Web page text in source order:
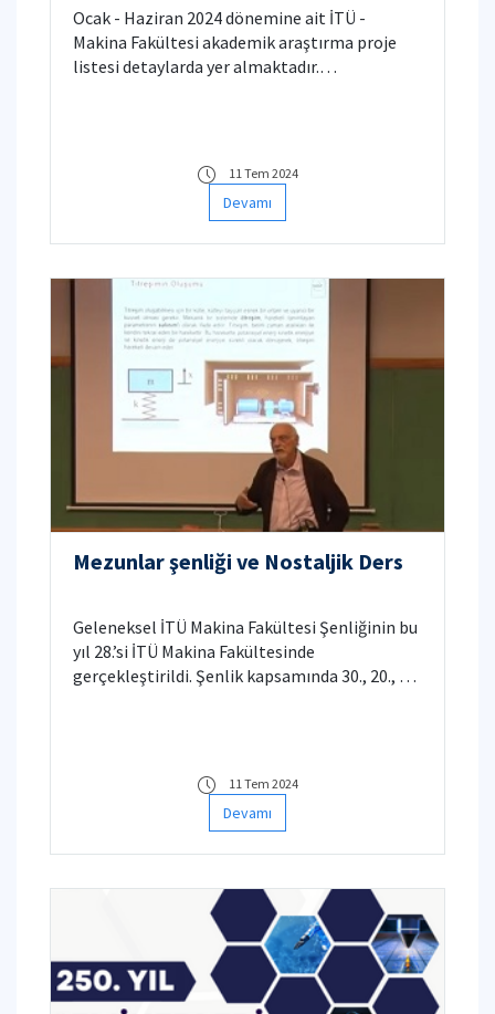
Ocak - Haziran 2024 dönemine ait İTÜ -
Makina Fakültesi akademik araştırma proje
listesi detaylarda yer almaktadır.
11 Tem 2024
Devamı
Mezunlar şenliği ve Nostaljik Ders
Geleneksel İTÜ Makina Fakültesi Şenliğinin bu
yıl 28.’si İTÜ Makina Fakültesinde
gerçekleştirildi. Şenlik kapsamında 30., 20., ve
11 Tem 2024
Devamı